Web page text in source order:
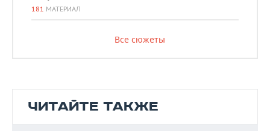
181 МАТЕРИАЛ
Все сюжеты
ЧИТАЙТЕ ТАКЖЕ